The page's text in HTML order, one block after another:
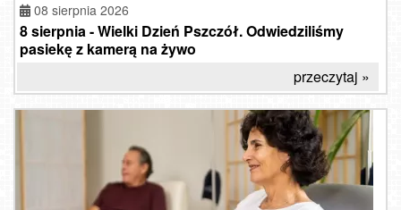
08 sierpnia 2026
8 sierpnia - Wielki Dzień Pszczół. Odwiedziliśmy
pasiekę z kamerą na żywo
przeczytaj »